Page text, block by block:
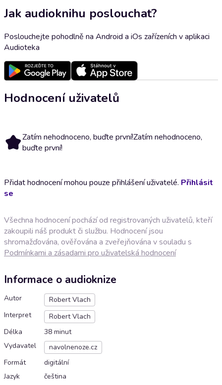
Jak audioknihu poslouchat?
Poslouchejte pohodlně na Android a iOs zařízeních v aplikaci
Audioteka
Hodnocení uživatelů
Zatím nehodnoceno, buďte první!Zatím nehodnoceno,
buďte první!
Přidat hodnocení mohou pouze přihlášení uživatelé. Přihlásit
se
Všechna hodnocení pochází od registrovaných uživatelů, kteří
zakoupili náš produkt či službu. Hodnocení jsou
shromažďována, ověřována a zveřejňována v souladu s
Podmínkami a zásadami pro uživatelská hodnocení
Informace o audioknize
Autor
Robert Vlach
Interpret
Robert Vlach
Délka
38 minut
Vydavatel
navolnenoze.cz
Formát
digitální
Jazyk
čeština